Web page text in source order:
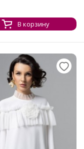
В корзину